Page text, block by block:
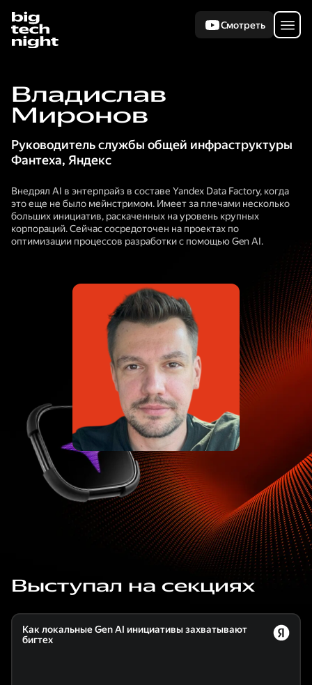
Смотреть
Владислав
Миронов
Руководитель службы общей инфраструктуры
Фантеха, Яндекс
Внедрял AI в энтерпрайз в составе Yandex Data Factory, когда
это еще не было мейнстримом. Имеет за плечами несколько
больших инициатив, раскаченных на уровень крупных
корпораций. Сейчас сосредоточен на проектах по
оптимизации процессов разработки с помощью Gen AI.
Выступал на секциях
Как локальные Gen AI инициативы захватывают
бигтех